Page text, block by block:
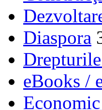
Diaspora
eBooks /